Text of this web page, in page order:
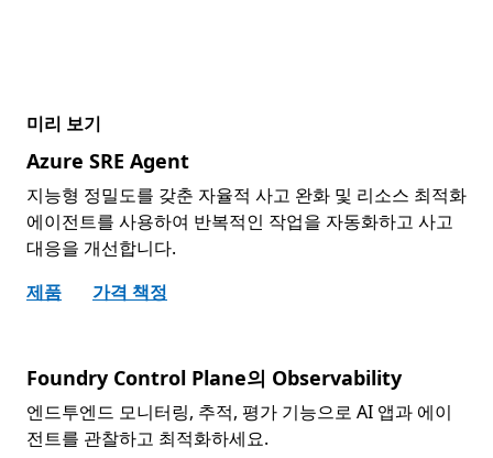
미리 보기
Azure SRE Agent
지능형 정밀도를 갖춘 자율적 사고 완화 및 리소스 최적화
에이전트를 사용하여 반복적인 작업을 자동화하고 사고
대응을 개선합니다.
제품
가격 책정
Foundry Control Plane의 Observability
엔드투엔드 모니터링, 추적, 평가 기능으로 AI 앱과 에이
전트를 관찰하고 최적화하세요.